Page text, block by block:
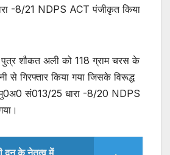
-8/21 NDPS ACT पंजीकृत किया
शौकत अली को 118 ग्राम चरस के
से गिरफ्तार किया गया जिसके विरूद्ध
मु0अ0 सं013/25 धारा -8/20 NDPS